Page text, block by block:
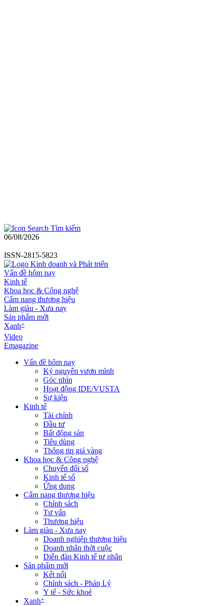
Tìm kiếm
06/08/2026
ISSN-2815-5823
Vấn đề hôm nay
Kinh tế
Khoa học & Công nghệ
Cẩm nang thương hiệu
Làm giàu - Xưa nay
Sản phẩm mới
Xanh+
Video
Emagazine
Vấn đề hôm nay
Kỷ nguyên vươn mình
Góc nhìn
Hoạt động IDE/VUSTA
Sự kiện
Kinh tế
Tài chính
Đầu tư
Bất động sản
Tiêu dùng
Thông tin giá vàng
Khoa học & Công nghệ
Chuyển đổi số
Kinh tế số
Ứng dụng
Cẩm nang thương hiệu
Chính sách
Tư vấn
Thương hiệu
Làm giàu - Xưa nay
Doanh nghiệp thương hiệu
Doanh nhân thời cuộc
Diễn đàn Kinh tế tư nhân
Sản phẩm mới
Kết nối
Chính sách - Pháp Lý
Y tế - Sức khoẻ
Xanh+